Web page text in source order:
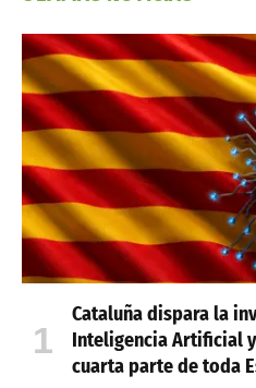
Cataluña dispara la
Inteligencia Artificial
cuarta parte de toda